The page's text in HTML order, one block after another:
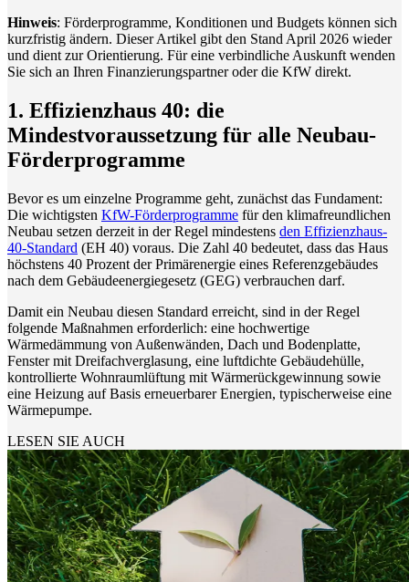
Hinweis: Förderprogramme, Konditionen und Budgets können sich
kurzfristig ändern. Dieser Artikel gibt den Stand April 2026 wieder
und dient zur Orientierung. Für eine verbindliche Auskunft wenden
Sie sich an Ihren Finanzierungspartner oder die KfW direkt.
1. Effizienzhaus 40: die
Mindestvoraussetzung für alle Neubau-
Förderprogramme
Bevor es um einzelne Programme geht, zunächst das Fundament:
Die wichtigsten KfW-Förderprogramme für den klimafreundlichen
Neubau setzen derzeit in der Regel mindestens den Effizienzhaus-
40-Standard (EH 40) voraus. Die Zahl 40 bedeutet, dass das Haus
höchstens 40 Prozent der Primärenergie eines Referenzgebäudes
nach dem Gebäudeenergiegesetz (GEG) verbrauchen darf.
Damit ein Neubau diesen Standard erreicht, sind in der Regel
folgende Maßnahmen erforderlich: eine hochwertige
Wärmedämmung von Außenwänden, Dach und Bodenplatte,
Fenster mit Dreifachverglasung, eine luftdichte Gebäudehülle,
kontrollierte Wohnraumlüftung mit Wärmerückgewinnung sowie
eine Heizung auf Basis erneuerbarer Energien, typischerweise eine
Wärmepumpe.
LESEN SIE AUCH